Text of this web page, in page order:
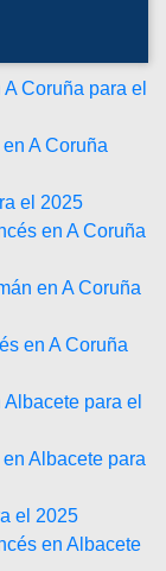
Coruña para el
A Coruña
el 2025
en A Coruña
en A Coruña
en A Coruña
para el
Albacete para
el 2025
en Albacete